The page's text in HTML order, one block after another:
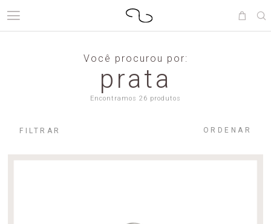
Você procurou por:
prata
Encontramos 26 produtos
FILTRAR ORDENAR